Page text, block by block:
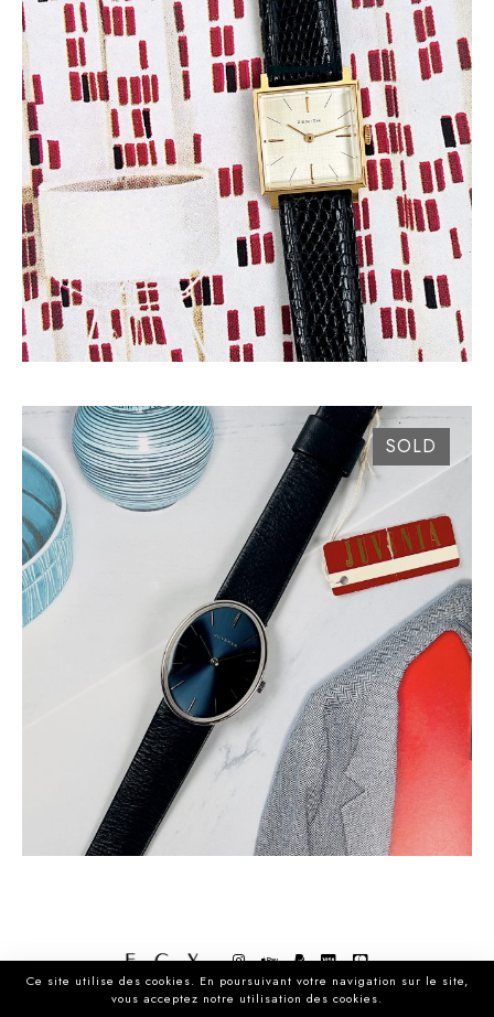
ZENITH CADRAN CARRÉ LIN CIRCA 1960
SOLD
N.O.S. JUVENIA CADRAN BLEU CIRCA 1960
Ce site utilise des cookies. En poursuivant votre navigation sur le site,
vous acceptez notre utilisation des cookies.